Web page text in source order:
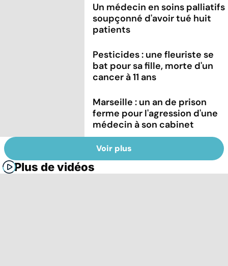
Un médecin en soins palliatifs
soupçonné d'avoir tué huit
patients
Pesticides : une fleuriste se
bat pour sa fille, morte d'un
cancer à 11 ans
Marseille : un an de prison
ferme pour l'agression d'une
médecin à son cabinet
Voir plus
Plus de vidéos